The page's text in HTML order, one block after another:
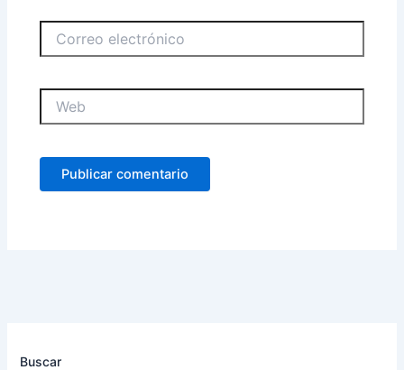
electrónico
Buscar